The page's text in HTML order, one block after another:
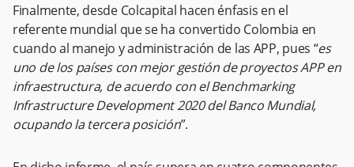
Finalmente, desde Colcapital hacen énfasis en el
referente mundial que se ha convertido Colombia en
cuando al manejo y administración de las APP, pues “es
uno de los países con mejor gestión de proyectos APP en
infraestructura, de acuerdo con el Benchmarking
Infrastructure Development 2020 del Banco Mundial,
ocupando la tercera posición”.